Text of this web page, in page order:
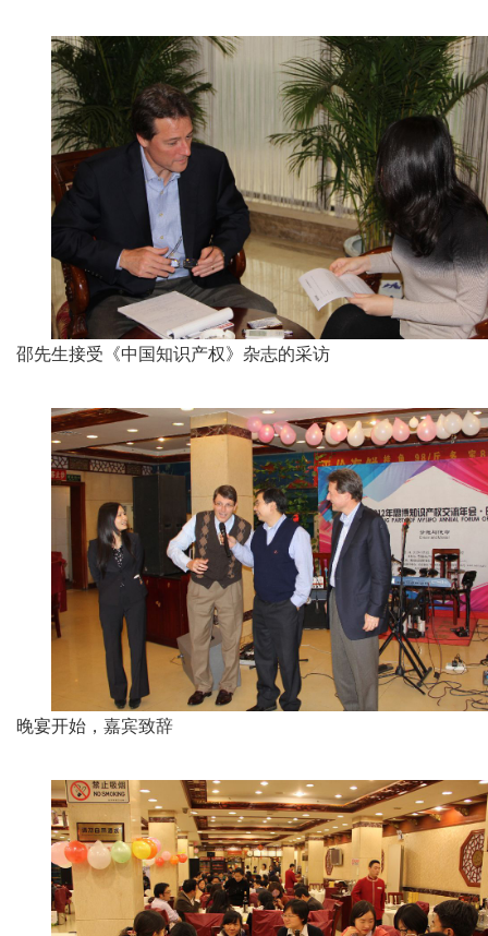
邵先生接受《中国知识产权》杂志的采访
晚宴开始，嘉宾致辞